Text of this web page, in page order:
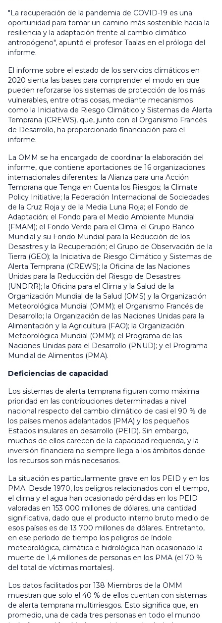
"La recuperación de la pandemia de COVID-19 es una
oportunidad para tomar un camino más sostenible hacia la
resiliencia y la adaptación frente al cambio climático
antropógeno", apuntó el profesor Taalas en el prólogo del
informe.
El informe sobre el estado de los servicios climáticos en
2020 sienta las bases para comprender el modo en que
pueden reforzarse los sistemas de protección de los más
vulnerables, entre otras cosas, mediante mecanismos
como la Iniciativa de Riesgo Climático y Sistemas de Alerta
Temprana (CREWS), que, junto con el Organismo Francés
de Desarrollo, ha proporcionado financiación para el
informe.
La OMM se ha encargado de coordinar la elaboración del
informe, que contiene aportaciones de 16 organizaciones
internacionales diferentes: la Alianza para una Acción
Temprana que Tenga en Cuenta los Riesgos; la Climate
Policy Initiative; la Federación Internacional de Sociedades
de la Cruz Roja y de la Media Luna Roja; el Fondo de
Adaptación; el Fondo para el Medio Ambiente Mundial
(FMAM); el Fondo Verde para el Clima; el Grupo Banco
Mundial y su Fondo Mundial para la Reducción de los
Desastres y la Recuperación; el Grupo de Observación de la
Tierra (GEO); la Iniciativa de Riesgo Climático y Sistemas de
Alerta Temprana (CREWS); la Oficina de las Naciones
Unidas para la Reducción del Riesgo de Desastres
(UNDRR); la Oficina para el Clima y la Salud de la
Organización Mundial de la Salud (OMS) y la Organización
Meteorológica Mundial (OMM); el Organismo Francés de
Desarrollo; la Organización de las Naciones Unidas para la
Alimentación y la Agricultura (FAO); la Organización
Meteorológica Mundial (OMM); el Programa de las
Naciones Unidas para el Desarrollo (PNUD); y el Programa
Mundial de Alimentos (PMA).
Deficiencias de capacidad
Los sistemas de alerta temprana figuran como máxima
prioridad en las contribuciones determinadas a nivel
nacional respecto del cambio climático de casi el 90 % de
los países menos adelantados (PMA) y los pequeños
Estados insulares en desarrollo (PEID). Sin embargo,
muchos de ellos carecen de la capacidad requerida, y la
inversión financiera no siempre llega a los ámbitos donde
los recursos son más necesarios.
La situación es particularmente grave en los PEID y en los
PMA. Desde 1970, los peligros relacionados con el tiempo,
el clima y el agua han ocasionado pérdidas en los PEID
valoradas en 153 000 millones de dólares, una cantidad
significativa, dado que el producto interno bruto medio de
esos países es de 13 700 millones de dólares. Entretanto,
en ese período de tiempo los peligros de índole
meteorológica, climática e hidrológica han ocasionado la
muerte de 1,4 millones de personas en los PMA (el 70 %
del total de víctimas mortales).
Los datos facilitados por 138 Miembros de la OMM
muestran que solo el 40 % de ellos cuentan con sistemas
de alerta temprana multirriesgos. Esto significa que, en
promedio, una de cada tres personas en todo el mundo